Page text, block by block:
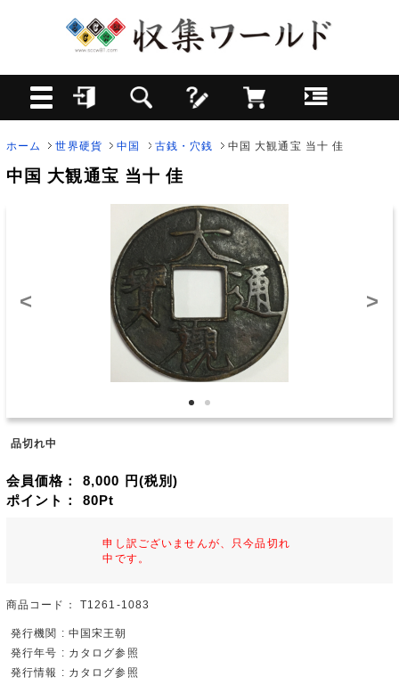
ホーム 世界硬貨 中国 古銭・穴銭 中国 大観通宝 当十 佳
中国 大観通宝 当十 佳
< >
品切れ中
会員価格： 8,000 円(税別)
ポイント： 80Pt
申し訳ございませんが、只今品切れ
中です。
商品コード： T1261-1083
発行機関 : 中国宋王朝
発行年号 : カタログ参照
発行情報 : カタログ参照